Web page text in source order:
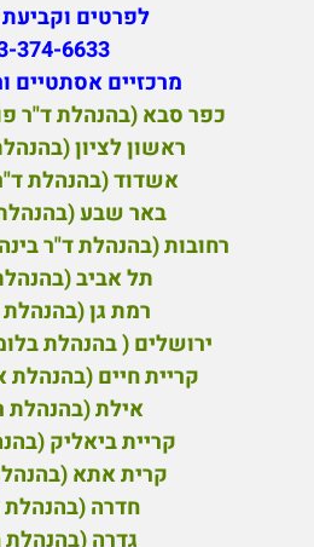
לפרטים
מרכזיים אסתטיים
כפר סבא (בהנהלת ד"ר
ראשון לציון
אשדוד (בהנהלת
באר שבע
רחובות (בהנהלת ד"ר
תל אביב
רמת גן (בהנהלת
ירושלים ( בהנהלת
קריית חיים (בהנהלת
אילת (בהנהלת
קריית ביאליק
קרית אתא
חדרה (בהנהלת